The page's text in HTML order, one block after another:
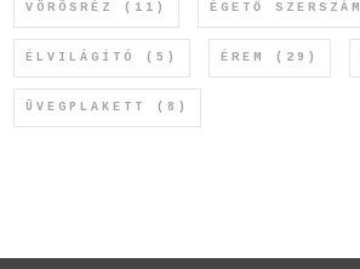
VÖRÖSRÉZ (11) ÉGETŐ SZERSZÁM
ÉLVILÁGÍTÓ (5) ÉREM (29)
ÜVEGPLAKETT (8)